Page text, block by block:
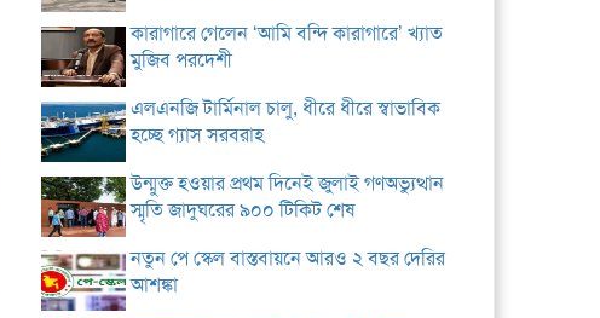
কারাগারে গেলেন ‘আমি বন্দি কারাগারে’ খ্যাত
মুজিব পরদেশী
এলএনজি টার্মিনাল চালু, ধীরে ধীরে স্বাভাবিক
হচ্ছে গ্যাস সরবরাহ
উন্মুক্ত হওয়ার প্রথম দিনেই জুলাই গণঅভ্যুত্থান
স্মৃতি জাদুঘরের ৯০০ টিকিট শেষ
নতুন পে স্কেল বাস্তবায়নে আরও ২ বছর দেরির
আশঙ্কা